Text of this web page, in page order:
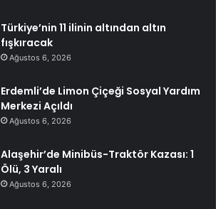
Türkiye’nin 11 ilinin altından altın
fışkıracak
Ağustos 6, 2026
Erdemli’de Limon Çiçeği Sosyal Yardım
Merkezi Açıldı
Ağustos 6, 2026
Alaşehir’de Minibüs-Traktör Kazası: 1
Ölü, 3 Yaralı
Ağustos 6, 2026